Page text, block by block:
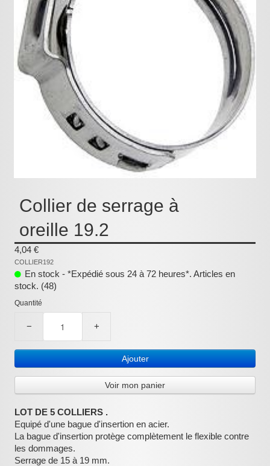
Kits baignoires
Pour l'entretien
Pour le bain
Prestations Atelier
Les bonnes affaires
Composants électroniques
F.A.Q (Foire aux questions)
Collier de serrage à
oreille 19.2
4,04 €
COLLIER192
En stock - *Expédié sous 24 à 72 heures*. Articles en
stock. (48)
Quantité
− +
Ajouter
Voir mon panier
LOT DE 5 COLLIERS .
Equipé d'une bague d'insertion en acier.
La bague d'insertion protège complètement le flexible contre
les dommages.
Serrage de 15 à 19 mm.